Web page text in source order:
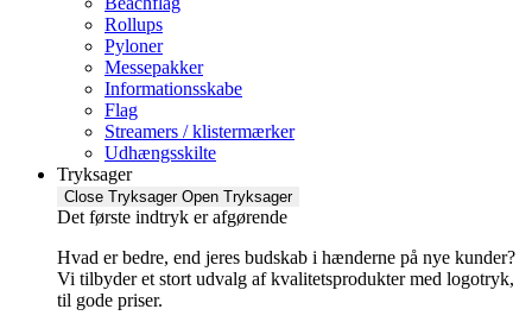
Rollups
Pyloner
Messepakker
Informationsskabe
Flag
Streamers / klistermærker
Udhængsskilte
Tryksager
Close Tryksager Open Tryksager
Det første indtryk er afgørende
Hvad er bedre, end jeres budskab i hænderne på nye kunder?
Vi tilbyder et stort udvalg af kvalitetsprodukter med logotryk,
til gode priser.